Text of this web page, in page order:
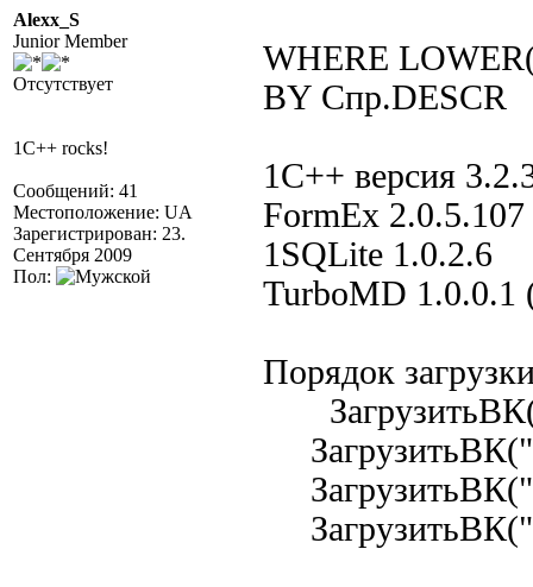
Alexx_S
Junior Member
Отсутствует
1C++ rocks!
Сообщений: 41
Местоположение: UA
Зарегистрирован: 23.
Сентября 2009
Пол:
WHERE
BY Спр.DESCR
1С++ версия
FormEx 2.0.5.107
1SQLite 1.0.2.6
TurboMD 1.0.0.1
Порядок